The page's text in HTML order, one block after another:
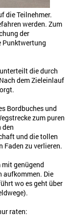
die Teilnehmer.
werden. Zum
der
Punktwertung
die durch
dem Zieleinlauf
Bordbuches und
zum puren
den
und die tollen
Faden zu verlieren.
genügend
aufkommen. Die
wo es geht über
raten: